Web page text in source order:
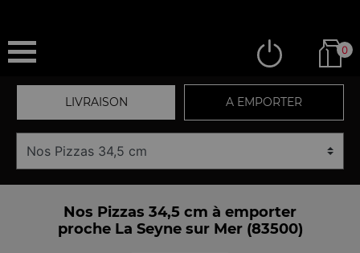
0
LIVRAISON A EMPORTER
Nos Pizzas 34,5 cm à emporter
proche La Seyne sur Mer (83500)